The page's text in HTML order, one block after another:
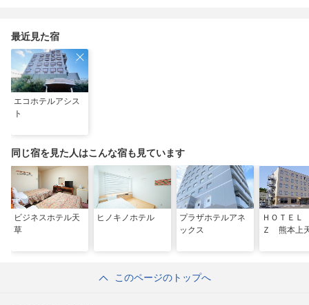
最近見た宿
エコホテルアシス
ト
同じ宿を見た人はこんな宿も見ています
ビジネスホテル天
草
ヒノキノホテル
プラザホテルアネ
ックス
ＨＯＴＥ
Ｚ 熊本上
このページのトップへ